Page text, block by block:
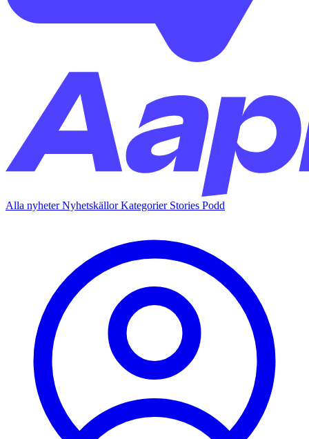
Alla nyheterNyhetskällorKategorier Stories Podd